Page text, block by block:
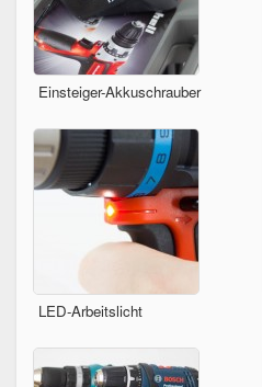
Einsteiger-Akkuschrauber
LED-Arbeitslicht